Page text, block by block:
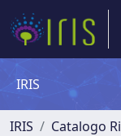
IRIS
IRIS
Catalogo